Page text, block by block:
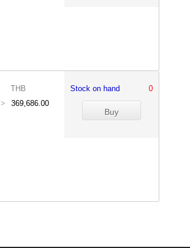
THB
> 369,686.00
Stock on hand 0